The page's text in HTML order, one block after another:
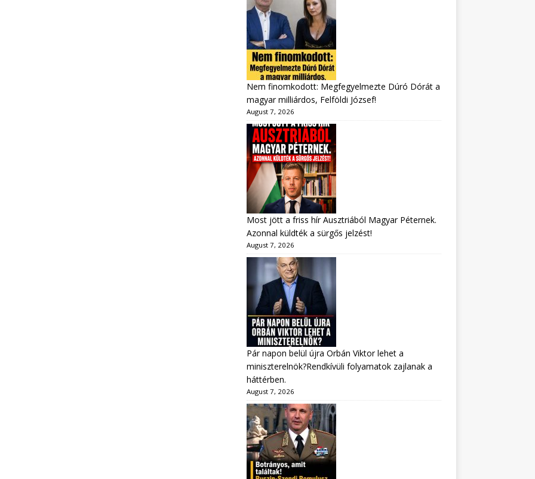
Nem finomkodott: Megfegyelmezte Dúró Dórát a
magyar milliárdos, Felföldi József!
August 7, 2026
Most jött a friss hír Ausztriából Magyar Péternek.
Azonnal küldték a sürgős jelzést!
August 7, 2026
Pár napon belül újra Orbán Viktor lehet a
miniszterelnök?Rendkívüli folyamatok zajlanak a
háttérben.
August 7, 2026